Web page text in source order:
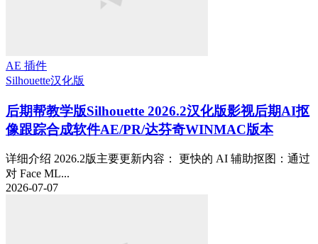
AE 插件
Silhouette汉化版
后期帮教学版Silhouette 2026.2汉化版影视后期AI抠
像跟踪合成软件AE/PR/达芬奇WINMAC版本
详细介绍 2026.2版主要更新内容： 更快的 AI 辅助抠图：通过
对 Face ML...
2026-07-07